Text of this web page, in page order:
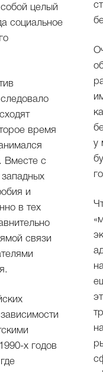
целый
социальное
время
Вместе с
и
в тех
связи
х годов
у